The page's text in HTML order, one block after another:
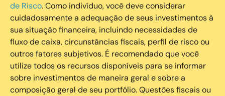
de Risco. Como indivíduo, você deve considerar
cuidadosamente a adequação de seus investimentos à
sua situação financeira, incluindo necessidades de
fluxo de caixa, circunstâncias fiscais, perfil de risco ou
outros fatores subjetivos. É recomendado que você
utilize todos os recursos disponíveis para se informar
sobre investimentos de maneira geral e sobre a
composição geral de seu portfólio. Questões fiscais ou